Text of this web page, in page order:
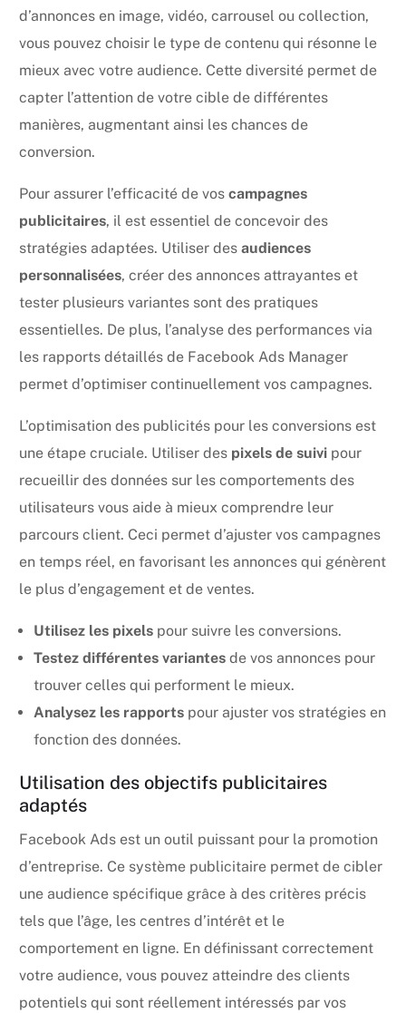
d’annonces en image, vidéo, carrousel ou collection,
vous pouvez choisir le type de contenu qui résonne le
mieux avec votre audience. Cette diversité permet de
capter l’attention de votre cible de différentes
manières, augmentant ainsi les chances de
conversion.
Pour assurer l’efficacité de voscampagnes
publicitaires, il est essentiel de concevoir des
stratégies adaptées. Utiliser desaudiences
personnalisées, créer des annonces attrayantes et
tester plusieurs variantes sont des pratiques
essentielles. De plus, l’analyse des performances via
les rapports détaillés de Facebook Ads Manager
permet d’optimiser continuellement vos campagnes.
L’optimisation des publicités pour les conversions est
une étape cruciale. Utiliser des pixels de suivi pour
recueillir des données sur les comportements des
utilisateurs vous aide à mieux comprendre leur
parcours client. Ceci permet d’ajuster vos campagnes
en temps réel, en favorisant les annonces qui génèrent
le plus d’engagement et de ventes.
Utilisez les pixels pour suivre les conversions.
Testez différentes variantes de vos annonces pour
trouver celles qui performent le mieux.
Analysez les rapports pour ajuster vos stratégies en
fonction des données.
Utilisation des objectifs publicitaires
adaptés
Facebook Ads est un outil puissant pour la promotion
d’entreprise. Ce système publicitaire permet de cibler
une audience spécifique grâce à des critères précis
tels que l’âge, les centres d’intérêt et le
comportement en ligne. En définissant correctement
votre audience, vous pouvez atteindre des clients
potentiels qui sont réellement intéressés par vos